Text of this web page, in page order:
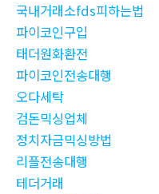
국내거래소fds피하는법
파이코인구입
태더원화환전
파이코인전송대행
오다세탁
검돈믹싱업체
정치자금믹싱방법
리플전송대행
테더거래